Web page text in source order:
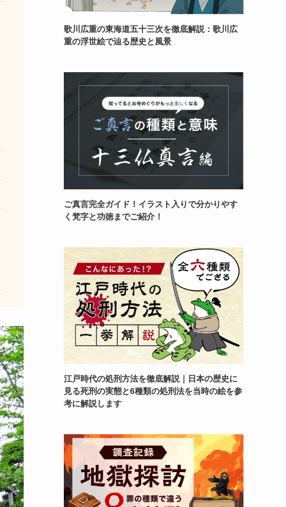
歌川広重の東海道五十三次を徹底解説：歌川広
重の浮世絵で辿る歴史と風景
ご真言完全ガイド！イラスト入りで分かりやす
く梵字と功徳までご紹介！
江戸時代の処刑方法を徹底解説｜日本の歴史に
見る死刑の実態と6種類の処刑法を当時の絵を参
考に解説します